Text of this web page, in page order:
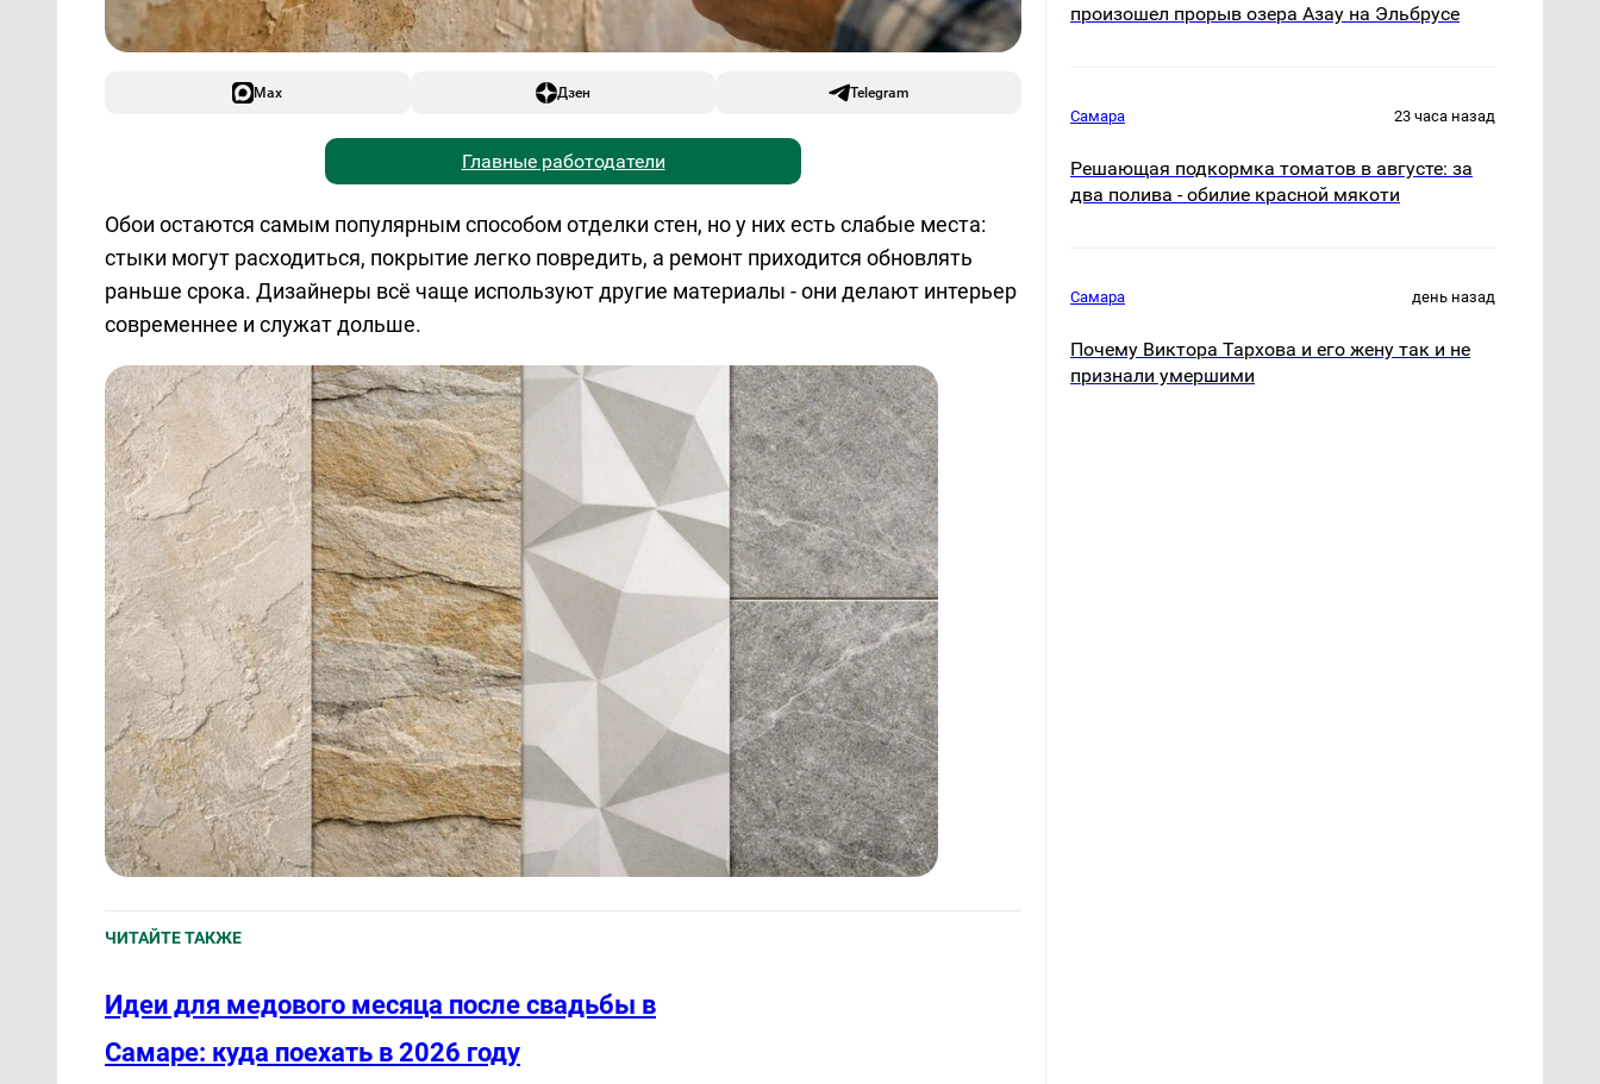
Max Дзен Telegram
Главные работодатели
Обои остаются самым популярным способом отделки стен, но у них есть слабые места:
стыки могут расходиться, покрытие легко повредить, а ремонт приходится обновлять
раньше срока. Дизайнеры всё чаще используют другие материалы - они делают интерьер
современнее и служат дольше.
ЧИТАЙТЕ ТАКЖЕ
Идеи для медового месяца после свадьбы в
Самаре: куда поехать в 2026 году
произошел прорыв озера Азау на Эльбрусе
Самара 23 часа назад
Решающая подкормка томатов в августе: за
два полива - обилие красной мякоти
Самара день назад
Почему Виктора Тархова и его жену так и не
признали умершими